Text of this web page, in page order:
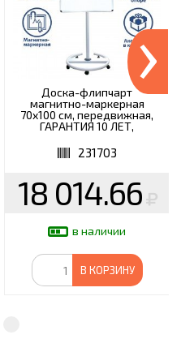
Доска-флипчарт
магнитно-маркерная
70х100 см, передвижная,
ГАРАНТИЯ 10 ЛЕТ,
231703
18 014.66
в наличии
В КОРЗИНУ
›